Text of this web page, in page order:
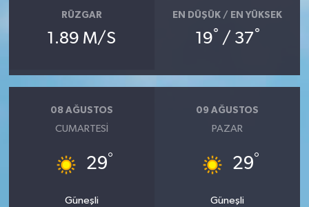
RÜZGAR
1.89 M/S
EN DÜŞÜK / EN YÜKSEK
19° / 37°
08 AĞUSTOS
CUMARTESI
29°
Güneşli
09 AĞUSTOS
PAZAR
29°
Güneşli